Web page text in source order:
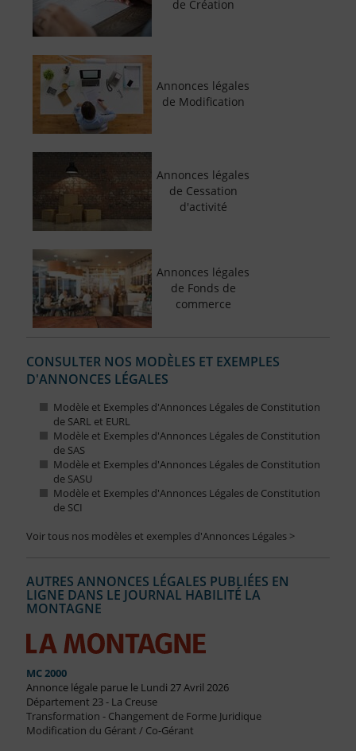
de Création
Annonces légales
de Modification
Annonces légales
de Cessation
d'activité
Annonces légales
de Fonds de
commerce
CONSULTER NOS MODÈLES ET EXEMPLES
D'ANNONCES LÉGALES
Modèle et Exemples d'Annonces Légales de Constitution
de SARL et EURL
Modèle et Exemples d'Annonces Légales de Constitution
de SAS
Modèle et Exemples d'Annonces Légales de Constitution
de SASU
Modèle et Exemples d'Annonces Légales de Constitution
de SCI
Voir tous nos modèles et exemples d'Annonces Légales >
AUTRES ANNONCES LÉGALES PUBLIÉES EN
LIGNE DANS LE JOURNAL HABILITÉ LA
MONTAGNE
MC 2000
Annonce légale parue le Lundi 27 Avril 2026
Département 23 - La Creuse
Transformation - Changement de Forme Juridique
Modification du Gérant / Co-Gérant